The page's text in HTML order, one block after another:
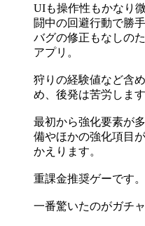
UIも操作性もかなり
闘中の回避行動で勝
バグの修正もなしの
アプリ。
狩りの経験値など含
め、後発は苦労します
最初から強化要素が
備やほかの強化項目
かえります。
重課金推奨ゲーです。
一番驚いたのがガチ